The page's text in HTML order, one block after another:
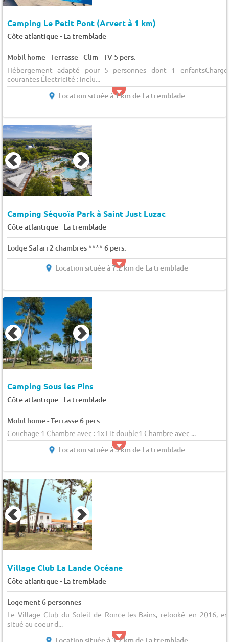
Camping Le Petit Pont (Arvert à 1 km)
Côte atlantique- La tremblade
Mobil home - Terrasse - Clim - TV 5 pers.
Hébergement adapté pour 5 personnes dont 1
courantes Électricité : inclu...
Location située à 1 km de La tremblade
Camping Séquoïa Park à Saint Just Luzac
Côte atlantique- La tremblade
Lodge Safari 2 chambres **** 6 pers.
Location située à 7.2 km de La tremblade
Camping Sous les Pins
Côte atlantique- La tremblade
Mobil home - Terrasse 6 pers.
Couchage 1 Chambre avec : 1x Lit double1 Chambre avec ...
Location située à 3 km de La tremblade
Village Club La Lande Océane
Côte atlantique- La tremblade
Logement 6 personnes
Le Village Club du Soleil de Ronce-les-Bains, relooké en 2016,
situé au coeur d...